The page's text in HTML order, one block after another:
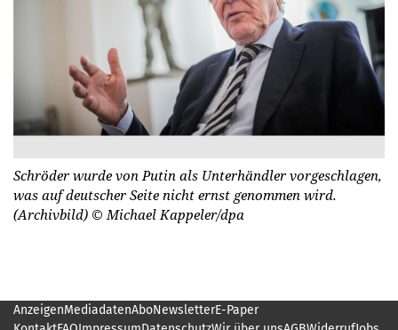
Schröder wurde von Putin als Unterhändler vorgeschlagen,
was auf deutscher Seite nicht ernst genommen wird.
(Archivbild) © Michael Kappeler/dpa
AnzeigenMediadatenAboNewsletterE-Paper